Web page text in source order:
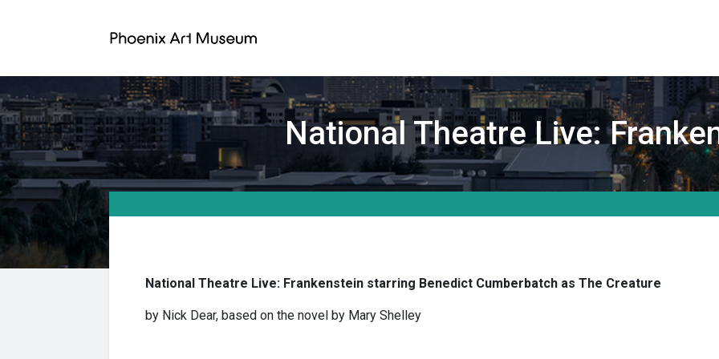
National Theatre Live:
National Theatre Live: Frankenstein starring Benedict Cumberbatch as The Creature
by Nick Dear, based on the novel by Mary Shelley